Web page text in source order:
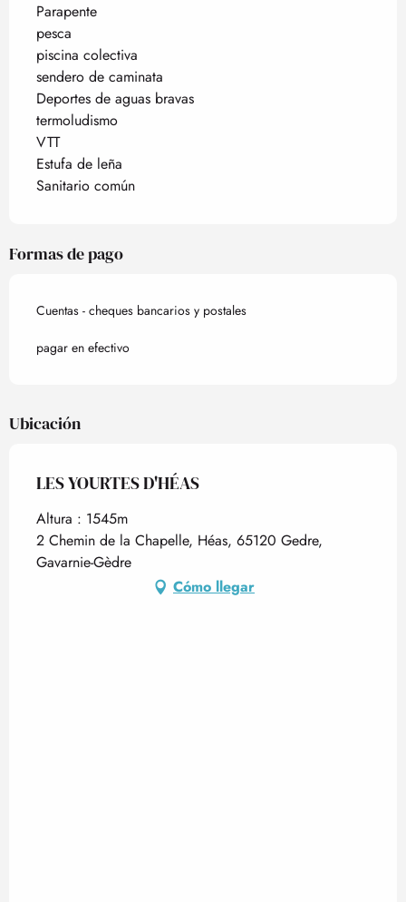
Parapente
pesca
piscina colectiva
sendero de caminata
Deportes de aguas bravas
termoludismo
VTT
Estufa de leña
Sanitario común
Formas de pago
Cuentas - cheques bancarios y postales
pagar en efectivo
Ubicación
LES YOURTES D'HÉAS
Altura : 1545m
2 Chemin de la Chapelle, Héas, 65120 Gedre,
Gavarnie-Gèdre
Cómo llegar